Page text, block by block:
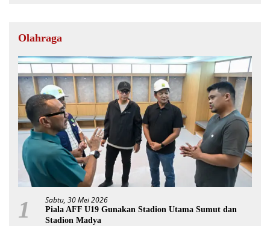
Olahraga
1 Sabtu, 30 Mei 2026
Piala AFF U19 Gunakan Stadion Utama Sumut dan
Stadion Madya